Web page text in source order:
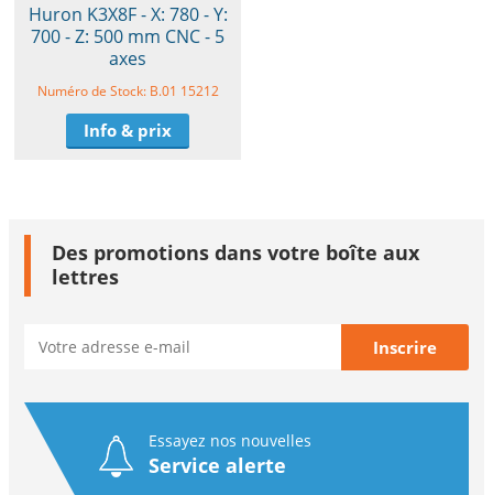
Huron K3X8F - X: 780 - Y:
700 - Z: 500 mm CNC - 5
axes
Numéro de Stock: B.01 15212
Info & prix
Des promotions dans votre boîte aux
lettres
Essayez nos nouvelles
Service alerte